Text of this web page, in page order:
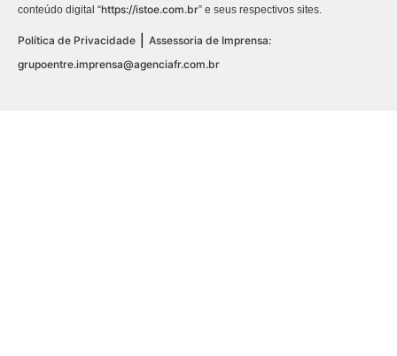
conteúdo digital “https://istoe.com.br” e seus respectivos sites.
Política de Privacidade
Assessoria de Imprensa:
grupoentre.imprensa@agenciafr.com.br